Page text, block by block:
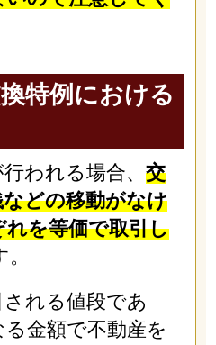
特例における
われる場合、 交
どの移動がなけ
を等価で取引し
れる値段であ
金額で不動産を